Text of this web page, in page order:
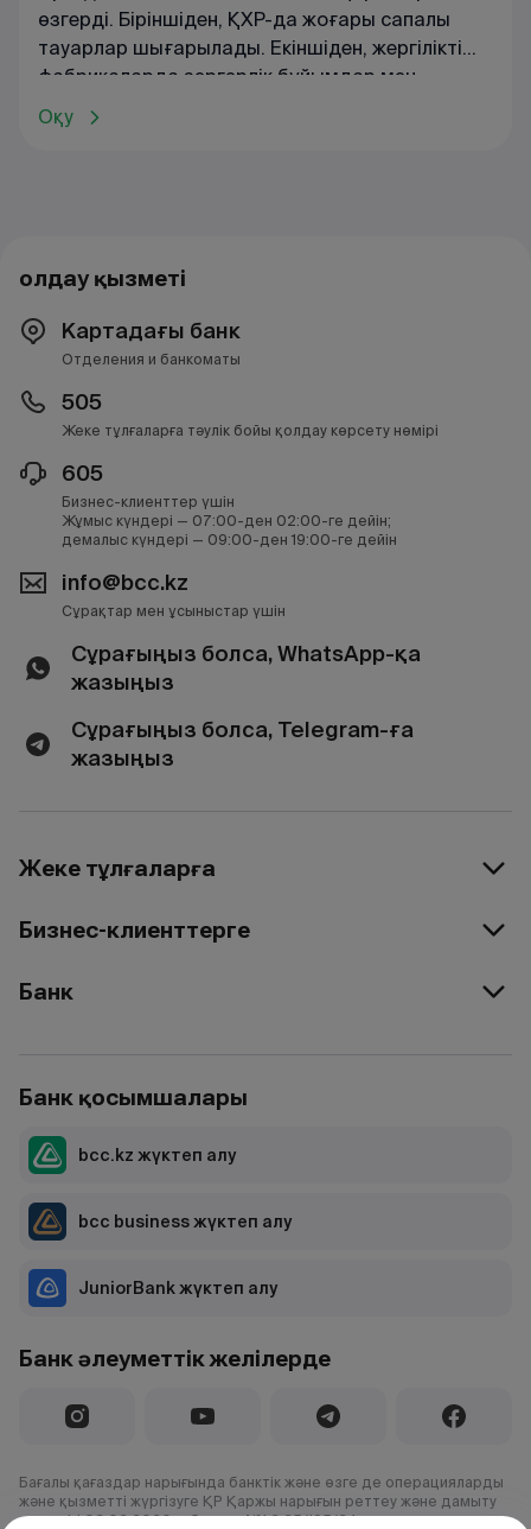
өзгерді. Біріншіден, ҚХР-да жоғары сапалы
тауарлар шығарылады. Екіншіден, жергілікті
фабрикаларда зергерлік бұйымдар мен
брендтік киімдерден бастап, өнеркәсіпке
арналған тұрмыстық техника мен
қалдырмайды.
Оқу
Қолдау қызметі
Картадағы банк
Отделения и банкоматы
505
Жеке тұлғаларға тәулік бойы қолдау көрсету нөмірі
605
Бизнес-клиенттер үшін
Жұмыс күндері — 07:00-ден 02:00-ге дейін;
демалыс күндері — 09:00-ден 19:00-ге дейін
info@bcc.kz
Сұрақтар мен ұсыныстар үшін
Сұрағыңыз болса, WhatsApp-қа
жазыңыз
Сұрағыңыз болса, Telegram-ға
жазыңыз
Жеке тұлғаларға
Бизнес-клиенттерге
Банк
Банк әлеуметтік желілерде
Банк қосымшалары
bcc.kz жүктеп алу
bcc business жүктеп алу
JuniorBank жүктеп алу
Бағалы қағаздар нарығында банктік және өзге де операцияларды
және қызметті жүргізуге ҚР Қаржы нарығын реттеу және дамыту
агенттігі 03.02.2020 ж.берген №1.2.25/195/34 лицензия